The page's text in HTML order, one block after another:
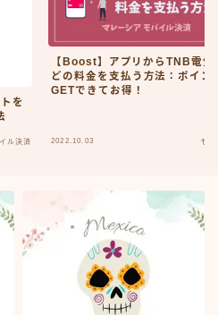
を
ル決済
【Boost】アプリからTNB電気
どの料金を支払う方法：ポイン
GETできてお得！
2022.10.03 モバ